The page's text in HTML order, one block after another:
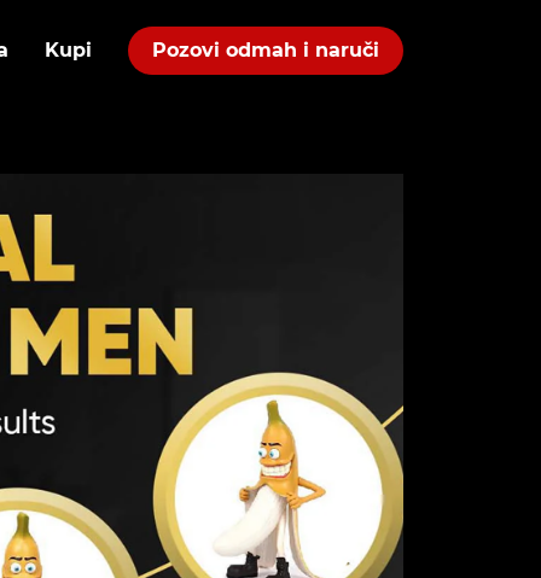
Kupi Pozovi odmah i naruči